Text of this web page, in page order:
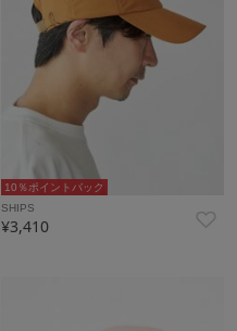
10％ポイントバック
SHIPS
¥3,410